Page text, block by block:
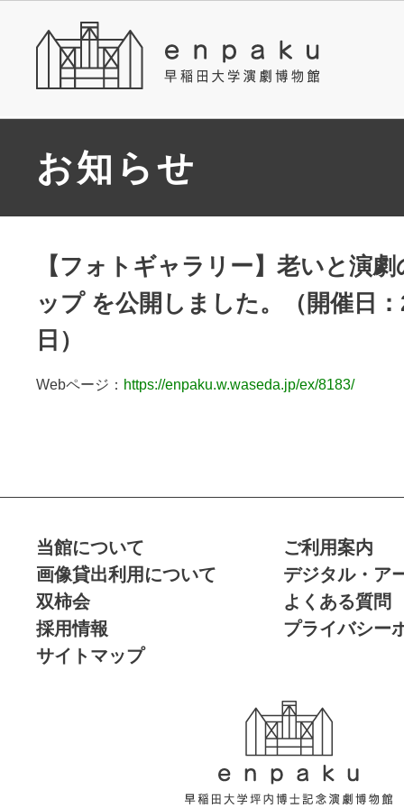
お知らせ
【フォトギャラリー】老いと演
ップ を公開しました。（開催日
日）
Webページ： https://enpaku.w.waseda.jp/ex/8183/
当館について
ご利用案内
画像貸出利用について
デジタル・ア
双柿会
よくある質問
採用情報
プライバシー
サイトマップ